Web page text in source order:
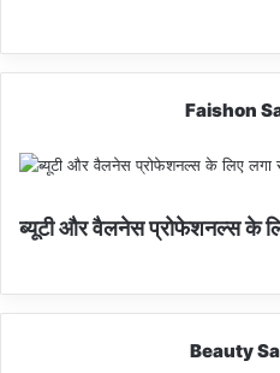
Faishon
ब्यूटी और वैलनेस प्रोफेशनल्स के
Beauty